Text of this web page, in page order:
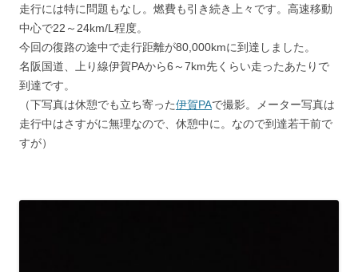
走行には特に問題もなし。燃費も引き続き上々です。高速移動
中心で22～24km/L程度。
今回の復路の途中で走行距離が80,000kmに到達しました。
名阪国道、上り線伊賀PAから6～7km先くらい走ったあたりで
到達です。
（下写真は休憩でも立ち寄った伊賀PAで撮影。メーター写真は
走行中はさすがに無理なので、休憩中に。なので到達若干前で
すが）